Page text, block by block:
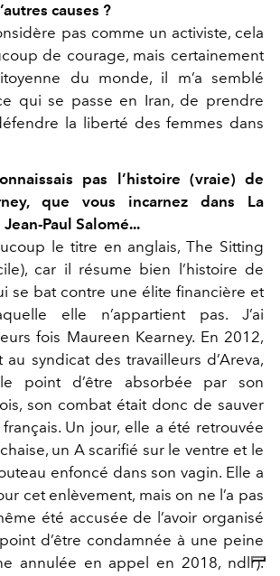
causes ?
pas comme un activiste, cela
de courage, mais certainement
du monde, il m’a semblé
qui se passe en Iran, de prendre
la liberté des femmes dans
pas l’histoire (vraie) de
que vous incarnez dans La
Paul Salomé...
le titre en anglais, The Sitting
car il résume bien l’histoire de
se bat contre une élite financière et
elle n’appartient pas. J’ai
fois Maureen Kearney. En 2012,
syndicat des travailleurs d’Areva,
point d’être absorbée par son
son combat était donc de sauver
Un jour, elle a été retrouvée
un A scarifié sur le ventre et le
enfoncé dans son vagin. Elle a
cet enlèvement, mais on ne l’a pas
été accusée de l’avoir organisé
d’être condamnée à une peine
annulée en appel en 2018, ndlr).